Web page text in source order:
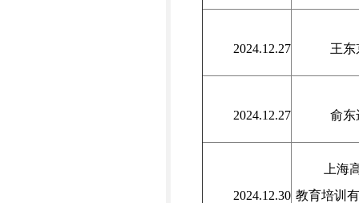
2024.12.27 王东
2024.12.27 俞东
2024.12.30
上海
教育培训